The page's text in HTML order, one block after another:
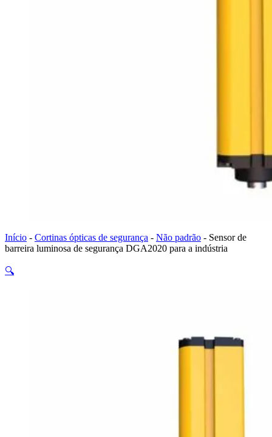
Início - Cortinas ópticas de segurança - Não padrão - Sensor de
barreira luminosa de segurança DGA2020 para a indústria
🔍